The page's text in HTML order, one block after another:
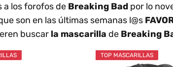
a los forofos de Breaking Bad por lo
son en las últimas semanas l@s
buscar la mascarilla de Breaking
TOP MASCARILLAS